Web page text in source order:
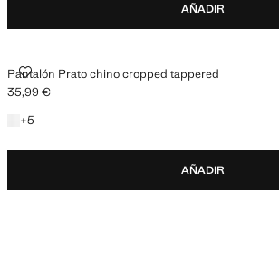
AÑADIR
Pantalón Prato chino cropped tappered
PANTALÓN PRATO CHINO CROPPED TAPPERED
Precio actual [35,99 € ]
35,99 €
+5
+5 colores
AÑADIR